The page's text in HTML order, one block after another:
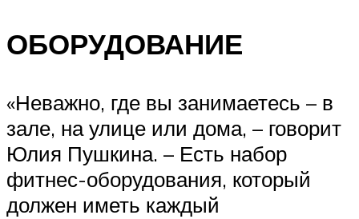
ОБОРУДОВАНИЕ
«Неважно, где вы занимаетесь – в
зале, на улице или дома, – говорит
Юлия Пушкина. – Есть набор
фитнес-оборудования, который
должен иметь каждый